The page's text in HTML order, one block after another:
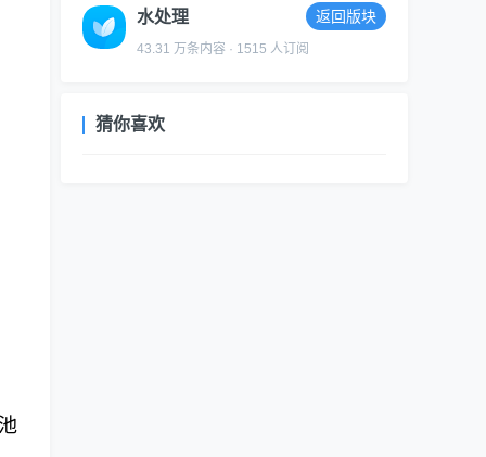
水处理 返回版块
43.31 万条内容 · 1515 人订阅
猜你喜欢